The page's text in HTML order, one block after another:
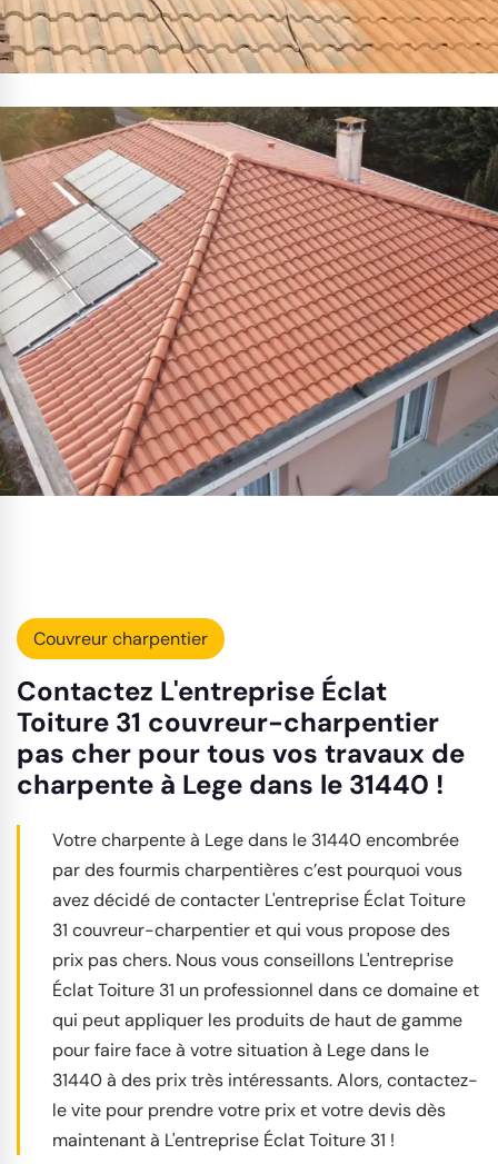
Couvreur charpentier
Contactez L'entreprise Éclat
Toiture 31 couvreur-charpentier
pas cher pour tous vos travaux de
charpente à Lege dans le 31440 !
Votre charpente à Lege dans le 31440 encombrée
par des fourmis charpentières c’est pourquoi vous
avez décidé de contacter L'entreprise Éclat Toiture
31 couvreur-charpentier et qui vous propose des
prix pas chers. Nous vous conseillons L'entreprise
Éclat Toiture 31 un professionnel dans ce domaine et
qui peut appliquer les produits de haut de gamme
pour faire face à votre situation à Lege dans le
31440 à des prix très intéressants. Alors, contactez-
le vite pour prendre votre prix et votre devis dès
maintenant à L'entreprise Éclat Toiture 31 !